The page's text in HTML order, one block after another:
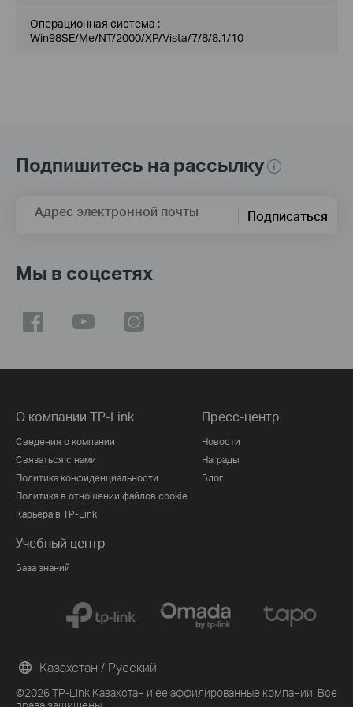
Операционная система :
Win98SE/Me/NT/2000/XP/Vista/7/8/8.1/10
Подпишитесь на рассылку
Адрес электронной почты Подписаться
Мы в соцсетях
О компании TP-Link
Сведения о компании
Связаться с нами
Политика конфиденциальности
Политика в отношении файлов cookie
Карьера в TP-Link
Пресс-центр
Новости
Награды
Блог
Учебный центр
База знаний
©2026 TP-Link Казахстан и ее аффилированные компании. Все
Казахстан / Русский